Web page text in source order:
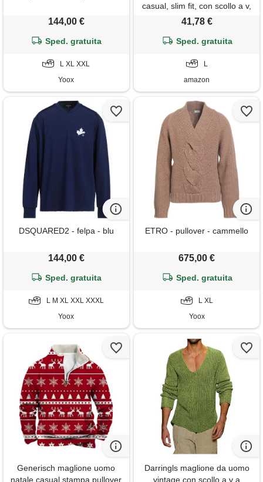
144,00 €
Sped. gratuita
L XL XXL
Yoox
casual, slim fit, con scollo a v,
a spina di pesce, elegante,
nuziale, come mostrato, l
41,78 €
Sped. gratuita
L
amazon
DSQUARED2 - felpa - blu
144,00 €
Sped. gratuita
L M XL XXL XXXL
Yoox
ETRO - pullover - cammello
675,00 €
Sped. gratuita
L XL
Yoox
Generisch maglione uomo
natale casual stampa pullover
Darringls maglione da uomo
vintage con scollo a v a